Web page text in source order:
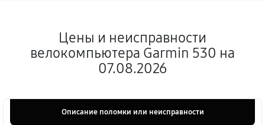
Цены и неисправности
велокомпьютера Garmin 530 на
07.08.2026
Описание поломки или неисправности